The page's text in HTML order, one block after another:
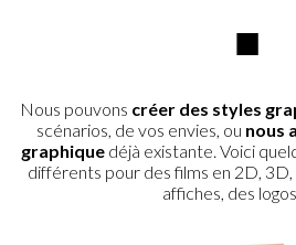
■
Nous pouvons créer des styles
scénarios, de vos envies, ou nous
graphique déjà existante. Voici
différents pour des films en 2D,
affiches, des